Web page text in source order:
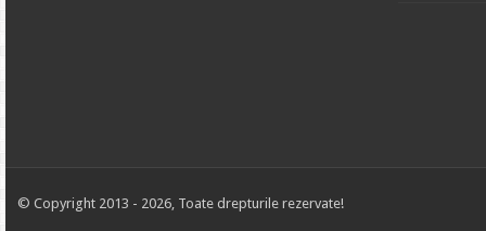
© Copyright 2013 - 2026, Toate drepturile rezervate!